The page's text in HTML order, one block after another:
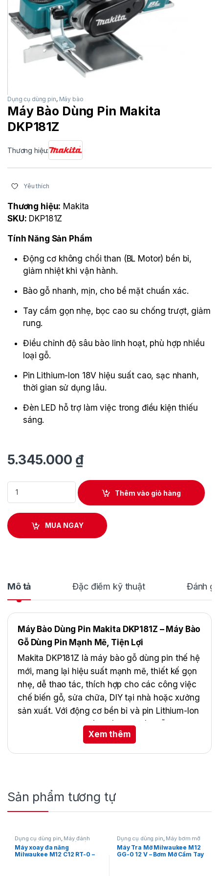
Dụng cụ dùng pin, Máy bào
Máy Bào Dùng Pin Makita
DKP181Z
Thương hiệu:
Yêu thích
Thương hiệu: Makita
SKU: DKP181Z
Tính Năng Sản Phẩm
Động cơ không chổi than (BL Motor) bền bỉ,
giảm nhiệt khi vận hành.
Bào gỗ nhanh, mịn, cho bề mặt chuẩn xác.
Tay cầm gọn nhẹ, bọc cao su chống trượt, giảm
rung.
Điều chỉnh độ sâu bào linh hoạt, phù hợp nhiều
loại gỗ.
Pin Lithium-Ion 18V hiệu suất cao, sạc nhanh,
thời gian sử dụng lâu.
Đèn LED hỗ trợ làm việc trong điều kiện thiếu
sáng.
5.345.000 ₫
Máy Bào Dùng Pin Makita DKP181Z quantity
Thêm vào giỏ hàng
MUA NGAY
Mô tả Đặc điểm kỹ thuật Đánh
Máy Bào Dùng Pin Makita DKP181Z – Máy Bào
Gỗ Dùng Pin Mạnh Mẽ, Tiện Lợi
Makita DKP181Z là máy bào gỗ dùng pin thế hệ
mới, mang lại hiệu suất mạnh mẽ, thiết kế gọn
nhẹ, dễ thao tác, thích hợp cho các công việc
chế biến gỗ, sửa chữa, DIY tại nhà hoặc xưởng
sản xuất. Với động cơ bền bỉ và pin Lithium-Ion
dung lượng cao, máy giúp bạn bào gỗ nhanh
chóng, mịn màng và tiết kiệm thời gian.
Xem thêm
Sản phẩm tương tự
Dụng cụ dùng pin Máy đánh
bóng Máy mài Máy mài dùng
pin 12V,Máy mài thẳng
Milwaukee
Máy xoay đa năng
Milwaukee M12 C12 RT-0 –
Dụng cụ dùng pin Máy bơm mỡ
dùng pin Milwaukee
Máy Tra Mỡ Milwaukee M12
GG-0 12 V – Bơm Mỡ Cầm Tay